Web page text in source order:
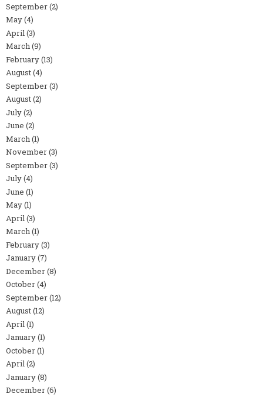
September(2)
May(4)
April(3)
March(9)
February(13)
August(4)
September(3)
August(2)
July(2)
June (2)
March(1)
November(3)
September(3)
July(4)
June (1)
May(1)
April(3)
March(1)
February(3)
January(7)
December(8)
October(4)
September(12)
August(12)
April(1)
January(1)
October(1)
April(2)
January(8)
December(6)